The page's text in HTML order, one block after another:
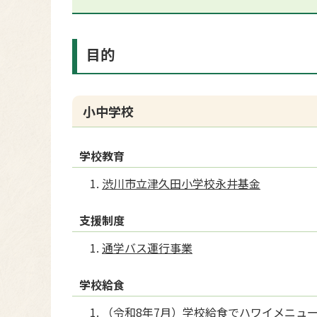
目的
小中学校
学校教育
渋川市立津久田小学校永井基金
支援制度
通学バス運行事業
学校給食
（令和8年7月）学校給食でハワイメニュ